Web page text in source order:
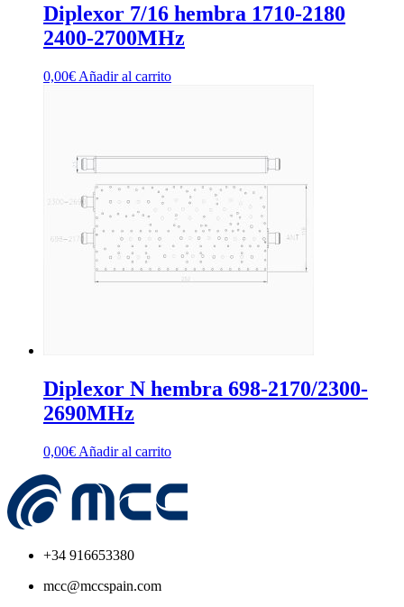
Diplexor 7/16 hembra 1710-2180
2400-2700MHz
0,00€ Añadir al carrito
Diplexor N hembra 698-2170/2300-
2690MHz
0,00€ Añadir al carrito
+34 916653380
mcc@mccspain.com